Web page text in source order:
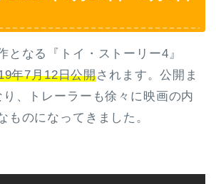
なる『トイ・ストーリー4』
年7月12日公開されます。公開ま
、トレーラーも徐々に映画の内
ものになってきました。